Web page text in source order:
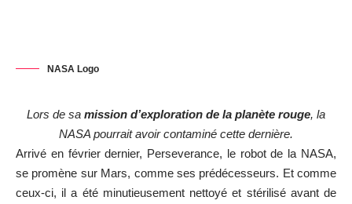
NASA Logo
Lors de sa mission d’exploration de la planète rouge, la
NASA pourrait avoir contaminé cette dernière.
Arrivé en février dernier, Perseverance, le robot de la NASA,
se promène sur Mars, comme ses prédécesseurs. Et comme
ceux-ci, il a été minutieusement nettoyé et stérilisé avant de